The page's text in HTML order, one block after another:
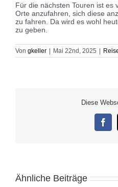
Für die nächsten Touren ist es
Orte anzufahren, sich diese
zu fahren. Da wird es wohl
zu geben.
Von gkeller | Mai 22nd, 2025 |
Diese
Ähnliche Beiträge